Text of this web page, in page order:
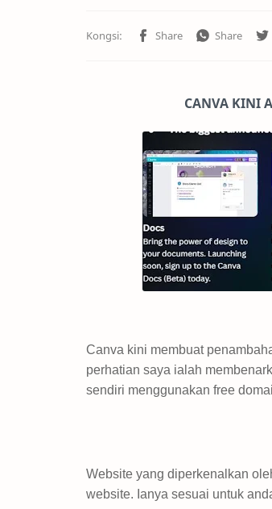
CANVA KINI
Canva kini membuat
perhatian saya ialah
sendiri menggunakan free
Website yang diperkenalkan
website. Ianya sesuai untuk